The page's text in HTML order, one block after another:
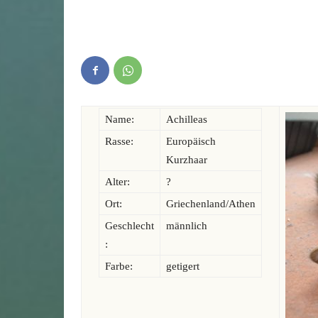
Name:
Achilleas
Rasse:
Europäisch
Kurzhaar
Alter:
?
Ort:
Griechenland/Athen
Geschlecht
:
männlich
Farbe: getigert